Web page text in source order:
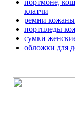
портмоне,
клатчи
ремни
портпледы
сумки
обложки для